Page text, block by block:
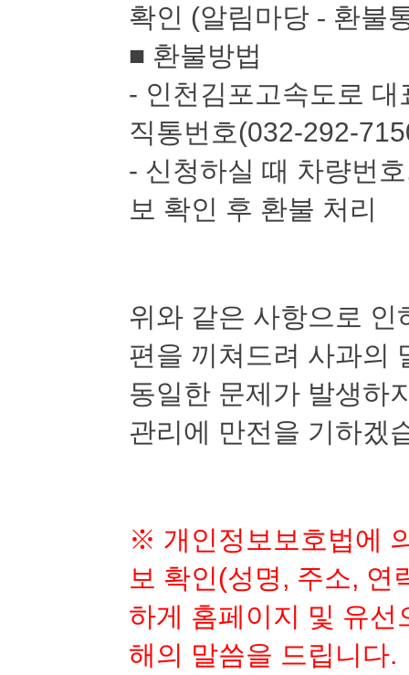
확인 (알림마당 - 환불
■ 환불방법
- 인천김포고속도로 대
직통번호(032-292-
- 신청하실 때 차량번호
보 확인 후 환불 처리
위와 같은 사항으로 인
편을 끼쳐드려 사과의
동일한 문제가 발생하
관리에 만전을 기하겠
※ 개인정보보호법에
보 확인(성명, 주소, 연
하게 홈페이지 및 유
해의 말씀을 드립니다.